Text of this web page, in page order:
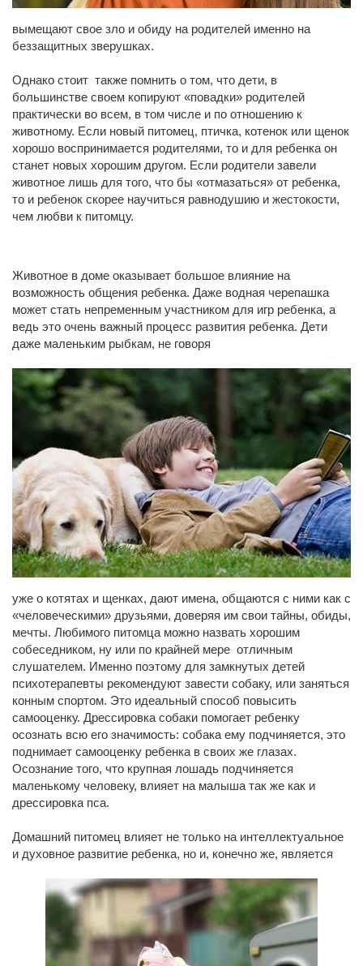
вымещают свое зло и обиду на родителей именно на
беззащитных зверушках.
Однако стоит также помнить о том, что дети, в
большинстве своем копируют «повадки» родителей
практически во всем, в том числе и по отношению к
животному. Если новый питомец, птичка, котенок или щенок
хорошо воспринимается родителями, то и для ребенка он
станет новых хорошим другом. Если родители завели
животное лишь для того, что бы «отмазаться» от ребенка,
то и ребенок скорее научиться равнодушию и жестокости,
чем любви к питомцу.
Животное в доме оказывает большое влияние на
возможность общения ребенка. Даже водная черепашка
может стать непременным участником для игр ребенка, а
ведь это очень важный процесс развития ребенка. Дети
даже маленьким рыбкам, не говоря
уже о котятах и щенках, дают имена, общаются с ними как с
«человеческими» друзьями, доверяя им свои тайны, обиды,
мечты. Любимого питомца можно назвать хорошим
собеседником, ну или по крайней мере отличным
слушателем. Именно поэтому для замкнутых детей
психотерапевты рекомендуют завести собаку, или заняться
конным спортом. Это идеальный способ повысить
самооценку. Дрессировка собаки помогает ребенку
осознать всю его значимость: собака ему подчиняется, это
поднимает самооценку ребенка в своих же глазах.
Осознание того, что крупная лошадь подчиняется
маленькому человеку, влияет на малыша так же как и
дрессировка пса.
Домашний питомец влияет не только на интеллектуальное
и духовное развитие ребенка, но и, конечно же, является